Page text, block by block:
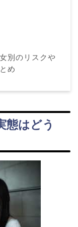
別のリスクや
め
態はどう